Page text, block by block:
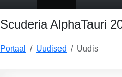
Scuderia AlphaTauri
Portaal Uudised Uudis